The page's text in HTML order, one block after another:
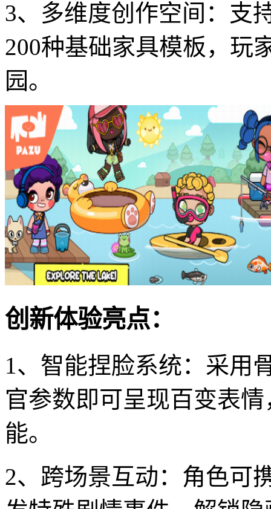
3、多维度创作空间：支
200种基础家具模板，玩
园。
创新体验亮点：
1、智能捏脸系统：采用
官参数即可呈现百变表
能。
2、跨场景互动：角色可